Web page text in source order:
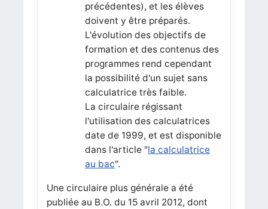
précédentes), et les élèves
doivent y être préparés.
L'évolution des objectifs de
formation et des contenus des
programmes rend cependant
la possibilité d'un sujet sans
calculatrice très faible.
La circulaire régissant
l'utilisation des calculatrices
date de 1999, et est disponible
dans l'article "la calculatrice
au bac".
Une circulaire plus générale a été
publiée au B.O. du 15 avril 2012, dont